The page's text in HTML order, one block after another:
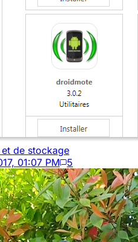
de stockage
01:07 PM 5